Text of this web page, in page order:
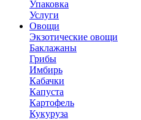
Упаковка
Услуги
Овощи
Экзотические овощи
Баклажаны
Грибы
Имбирь
Кабачки
Капуста
Картофель
Кукуруза